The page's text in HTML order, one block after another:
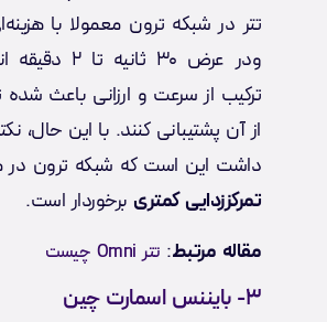
تتر در شبکه ترون معمولا با
ودر عرض ۳۰
ترکیب از سرعت و ارزانی باعث شده
از آن پشتیبانی کنند. با این حال،
داشت این است که شبکه ترون در
تمرکززدایی کمتری برخوردار است.
مقاله مرتبط: تتر Omni چیست
۳- بایننس اسمارت چین